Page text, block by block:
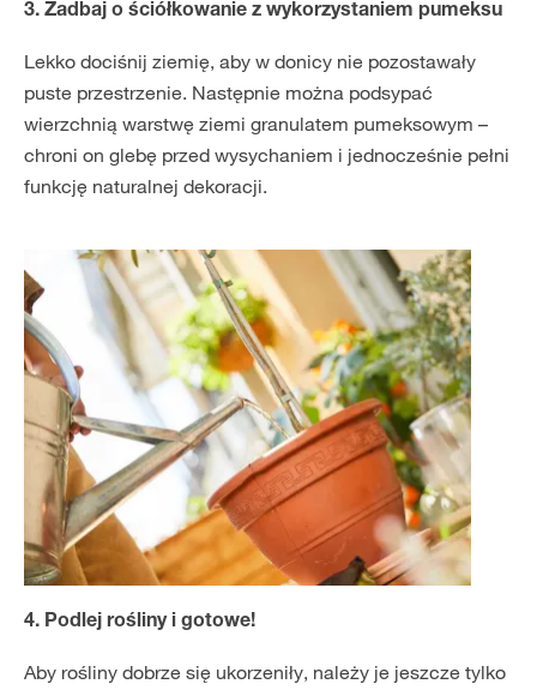
3. Zadbaj o ściółkowanie z wykorzystaniem pumeksu
Lekko dociśnij ziemię, aby w donicy nie pozostawały
puste przestrzenie. Następnie można podsypać
wierzchnią warstwę ziemi granulatem pumeksowym –
chroni on glebę przed wysychaniem i jednocześnie pełni
funkcję naturalnej dekoracji.
4. Podlej rośliny i gotowe!
Aby rośliny dobrze się ukorzeniły, należy je jeszcze tylko